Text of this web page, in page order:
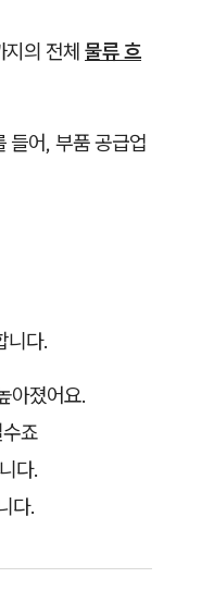
의 전체 물류 흐
들어, 부품 공급업
니다.
아졌어요.
죠
다.
다.